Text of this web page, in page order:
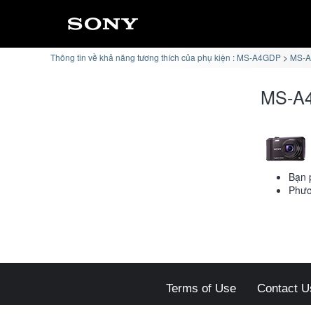
Thông tin về khả năng tương thích của phụ kiện : MS-A4GDP MS-
MS-
Bạn
Terms of Use Contact